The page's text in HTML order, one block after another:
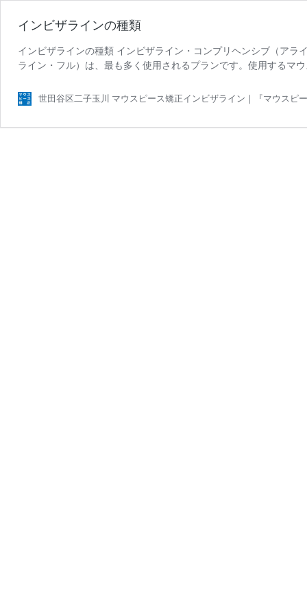
インビザラインの種類
インビザラインの種類 インビザライン・コンプリヘンシブ（ア
ライン・フル）は、最も多く使用されるプランです。使用するマ
世田谷区二子玉川 マウスピース矯正インビザライン｜『マウスピ